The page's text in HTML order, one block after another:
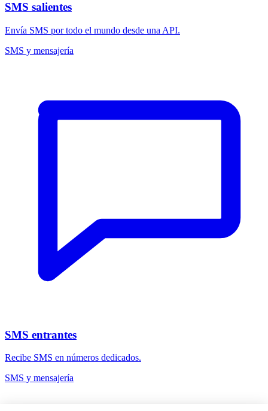
SMS salientes
Envía SMS por todo el mundo desde una API.
SMS y mensajería
SMS entrantes
Recibe SMS en números dedicados.
SMS y mensajería